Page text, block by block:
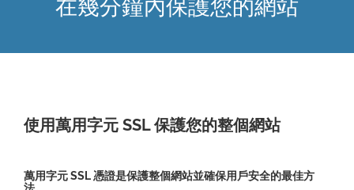
使用萬用字元 SSL 保護您的整個網站
萬用字元 SSL 憑證是保護整個網站並確保用戶安全的最佳方